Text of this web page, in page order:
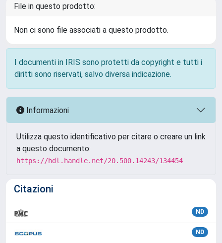
File in questo prodotto:
Non ci sono file associati a questo prodotto.
I documenti in IRIS sono protetti da copyright e tutti i
diritti sono riservati, salvo diversa indicazione.
Informazioni
Utilizza questo identificativo per citare o creare un link
a questo documento:
https://hdl.handle.net/20.500.14243/134454
Citazioni
ND
ND